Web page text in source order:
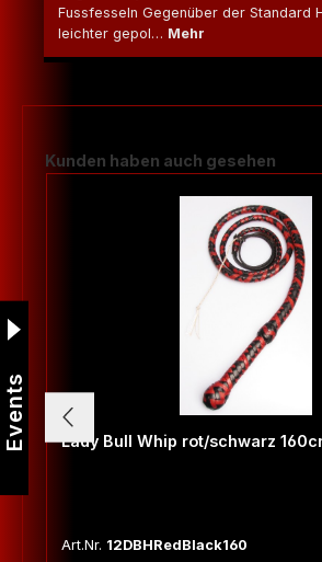
Fussfesseln Gegenüber der Standard
leichter gepol… Mehr
Produktgalerie überspringen
Kunden haben auch gesehen
Lady Bull Whip rot/schwarz
Art.Nr. 12DBHRedBlack160
Events